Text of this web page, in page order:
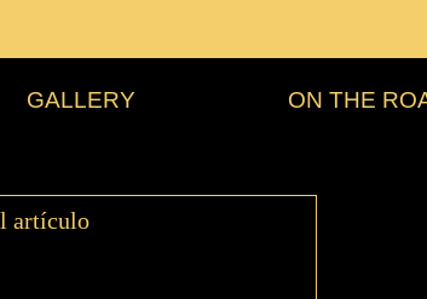
GALLERY ON THE